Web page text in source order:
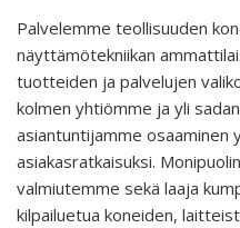
Palvelemme teollisuuden
näyttämötekniikan
tuotteiden ja palvelujen
kolmen yhtiömme ja yli
asiantuntijamme osaaminen
asiakasratkaisuksi.
valmiutemme sekä laaja
kilpailuetua koneiden,